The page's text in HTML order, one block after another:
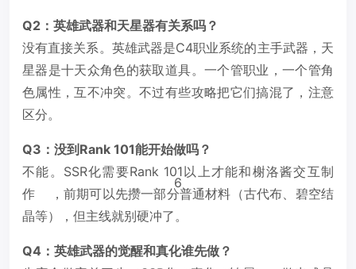
Q2：英雄武器和天星器有关系吗？
没有直接关系。英雄武器是C4职业系统的主手武器，天
星器是十天众角色的获取道具。一个管职业，一个管角
色属性，互不冲突。不过有些攻略把它们搞混了，注意
区分。
Q3：没到Rank 101能开始做吗？
不能。SSR化需要Rank 101以上才能和榭洛酱交互制
作
6
，前期可以先攒一部分普通材料（古代布、碧空结
晶等），但主线就别硬冲了。
Q4：英雄武器的觉醒和真化谁先做？